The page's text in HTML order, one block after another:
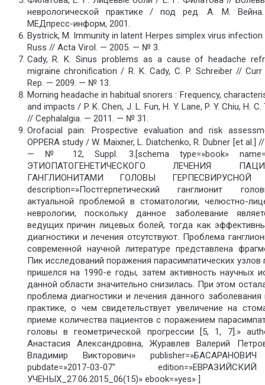
неврологической практике / под ред. А. М.
МЕДпресс-информ, 2001.
Bystrick, M. Immunity in latent Herpes simplex virus infection
Russ // Acta Virol. — 2005. — № 3.
Cady, R. K. Sinus problems as a cause of headache
migraine chronification / R. K. Cady, C. P. Schreiber // Curr
Rep. — 2009. — № 13.
Morning headache in habitual snorers : Frequency,
and impacts / P. K. Chen, J. L. Fun, H. Y. Lane, P. Y. Chiu, H.
// Cephalalgia. — 2011. — № 31.
Orofacial pain: Prospective evaluation and risk
OPPERA study / W. Maixner, L. Diatchenko, R. Dubner [et al.]
— № 12, Suppl. 3.[schema type=»book»
ЭТИОПАТОГЕНЕТИЧЕСКОГО ЛЕЧЕНИЯ
ГАНГЛИОНИТАМИ ГОЛОВЫ ГЕРПЕСВИРУСНОЙ
description=»Постгерпетический ганглионит
актуальной проблемой в стоматологии, челюстно-
неврологии, поскольку данное заболевание
ведущих причин лицевых болей, тогда как
диагностики и лечения отсутствуют. Проблема
современной научной литературе представлена
Пик исследований поражения парасимпатических
пришелся на 1990-е годы, затем активность научных
данной области значительно снизилась. При этом
проблема диагностики и лечения данного заболевания
практике, о чем свидетельствует увеличение на
приеме количества пациентов с поражением
головы в геометрической прогрессии [5, 1, 7].»
Анастасия Александровна, Журавлев Валерий
Владимир Викторович»
pubdate=»2017-03-07″
УЧЕНЫХ_27.06.2015_06(15)» ebook=»yes» ]